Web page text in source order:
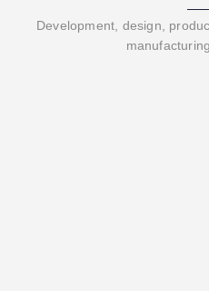
Development, design,